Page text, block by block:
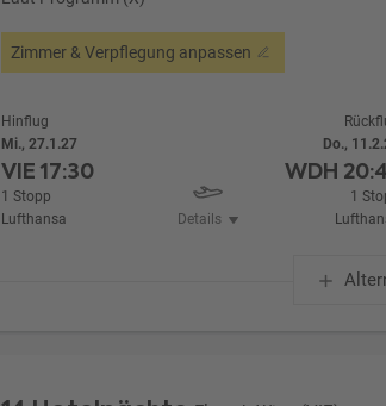
Zimmer & Verpflegung anpassen
Hinflug
Mi., 27.1.27
VIE17:30
1 Stopp
Lufthansa
Details
Do.,
WDH
1